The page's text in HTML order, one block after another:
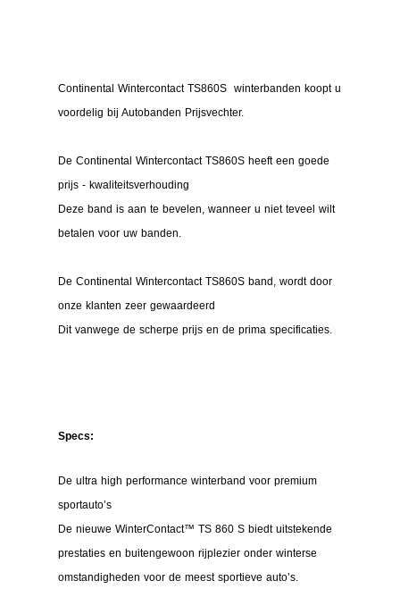
Continental Wintercontact TS860S winterbanden koopt u
voordelig bij Autobanden Prijsvechter.
De Continental Wintercontact TS860S heeft een goede
prijs - kwaliteitsverhouding
Deze band is aan te bevelen, wanneer u niet teveel wilt
betalen voor uw banden.
De Continental Wintercontact TS860S band, wordt door
onze klanten zeer gewaardeerd
Dit vanwege de scherpe prijs en de prima specificaties.
Specs:
De ultra high performance winterband voor premium
sportauto’s
De nieuwe WinterContact™ TS 860 S biedt uitstekende
prestaties en buitengewoon rijplezier onder winterse
omstandigheden voor de meest sportieve auto’s.